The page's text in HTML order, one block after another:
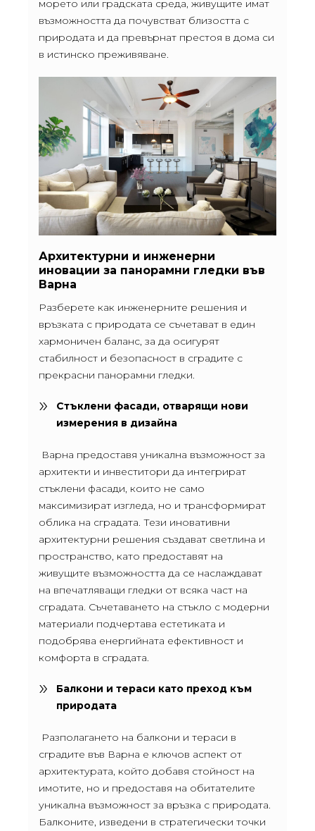
морето или градската среда, живущите имат
възможността да почувстват близостта с
природата и да превърнат престоя в дома си
в истинско преживяване.
Архитектурни и инженерни
иновации за панорамни гледки във
Варна
Разберете как инженерните решения и
връзката с природата се съчетават в един
хармоничен баланс, за да осигурят
стабилност и безопасност в сградите с
прекрасни панорамни гледки.
Стъклени фасади, отварящи нови
измерения в дизайна
Варна предоставя уникална възможност за
архитекти и инвеститори да интегрират
стъклени фасади, които не само
максимизират изгледа, но и трансформират
облика на сградата. Тези иновативни
архитектурни решения създават светлина и
пространство, като предоставят на
живущите възможността да се наслаждават
на впечатляващи гледки от всяка част на
сградата. Съчетаването на стъкло с модерни
материали подчертава естетиката и
подобрява енергийната ефективност и
комфорта в сградата.
Балкони и тераси като преход към
природата
Разполагането на балкони и тераси в
сградите във Варна е ключов аспект от
архитектурата, който добавя стойност на
имотите, но и предоставя на обитателите
уникална възможност за връзка с природата.
Балконите, изведени в стратегически точки